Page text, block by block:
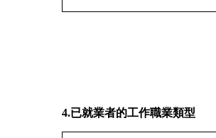
4.已就業者的工作職業類型